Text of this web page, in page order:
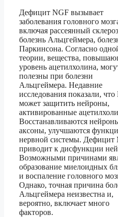
Дефицит NGF вызывает
заболевания головного
включая рассеянный
болезнь Альцгеймера,
Паркинсона. Согласно
теории, вещества,
уровень ацетилхолина,
полезны при болезни
Альцгеймера. Недавние
исследования показали,
может защитить нейроны,
активированные
Восстанавливаются
аксоны, улучшаются
нервной системы. Дефицит
приводит к дисфункции
Возможными причинами
образование миелоидных
и воспаление головного
Однако, точная причина
Альцгеймера неизвестна и,
вероятно, включает много
факторов.